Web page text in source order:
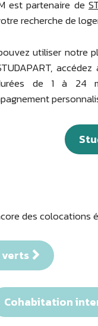
est partenaire de
recherche de
utiliser notre
de 1 à 24
des
verts
Cohabitation